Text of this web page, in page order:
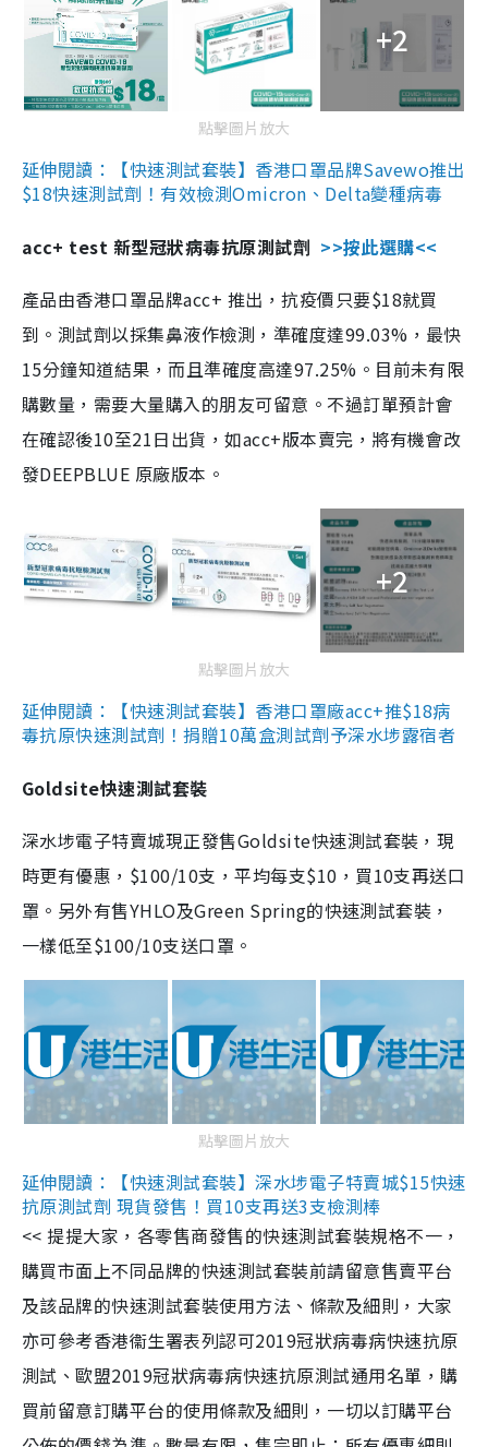
+2
點擊圖片放大
延伸閱讀：【快速測試套裝】香港口罩品牌Savewo推出
$18快速測試劑！有效檢測Omicron、Delta變種病毒
acc+ test 新型冠狀病毒抗原測試劑 >>按此選購<<
產品由香港口罩品牌acc+ 推出，抗疫價只要$18就買
到。測試劑以採集鼻液作檢測，準確度達99.03%，最快
15分鐘知道結果，而且準確度高達97.25%。目前未有限
購數量，需要大量購入的朋友可留意。不過訂單預計會
在確認後10至21日出貨，如acc+版本賣完，將有機會改
發DEEPBLUE 原廠版本。
+2
點擊圖片放大
延伸閱讀：【快速測試套裝】香港口罩廠acc+推$18病
毒抗原快速測試劑！捐贈10萬盒測試劑予深水埗露宿者
Goldsite快速測試套裝
深水埗電子特賣城現正發售Goldsite快速測試套裝，現
時更有優惠，$100/10支，平均每支$10，買10支再送口
罩。另外有售YHLO及Green Spring的快速測試套裝，
一樣低至$100/10支送口罩。
點擊圖片放大
延伸閱讀：【快速測試套裝】深水埗電子特賣城$15快速
抗原測試劑 現貨發售！買10支再送3支檢測棒
<< 提提大家，各零售商發售的快速測試套裝規格不一，
購買市面上不同品牌的快速測試套裝前請留意售賣平台
及該品牌的快速測試套裝使用方法、條款及細則，大家
亦可參考香港衞生署表列認可2019冠狀病毒病快速抗原
測試、歐盟2019冠狀病毒病快速抗原測試通用名單，購
買前留意訂購平台的使用條款及細則，一切以訂購平台